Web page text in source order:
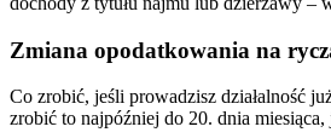
Zmiana opodatkowania na
Co zrobić, jeśli prowadzisz działalność
zrobić to najpóźniej do 20. dnia